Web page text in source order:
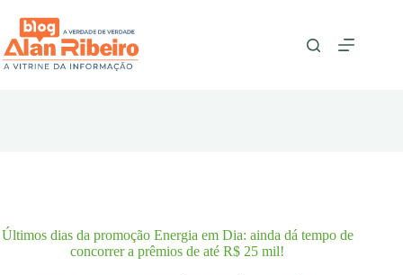
para
conteúdo
Últimos dias da promoção Energia em Dia: ainda dá tempo de
concorrer a prêmios de até R$ 25 mil!